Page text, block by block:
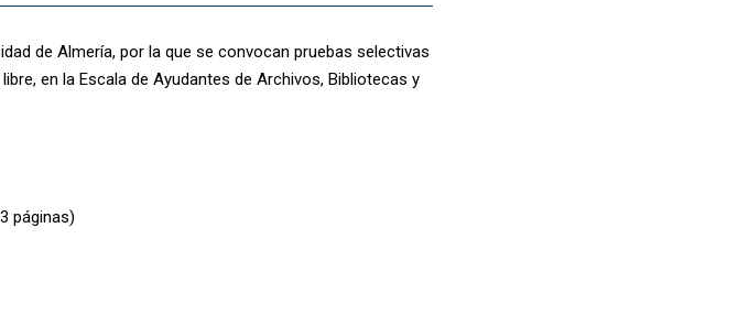
de Almería, por la que se convocan pruebas selectivas
en la Escala de Ayudantes de Archivos, Bibliotecas y
páginas)